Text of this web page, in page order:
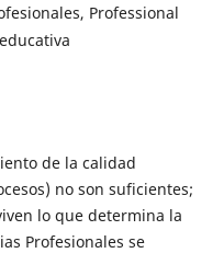
Professional
de la calidad
no son suficientes;
lo que determina la
Profesionales se